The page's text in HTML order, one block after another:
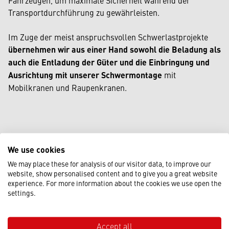
Transportdurchführung zu gewährleisten.
Im Zuge der meist anspruchsvollen Schwerlastprojekte
übernehmen wir aus einer Hand sowohl die Beladung als
auch die Entladung der Güter und die Einbringung und
Ausrichtung mit unserer Schwermontage mit
Mobilkranen und Raupenkranen.
IN WELCHEN BRANCHEN
KOMMT ES ZU TYPISCHEN
SPEZIALTRANSPORTEN?
We use cookies
We may place these for analysis of our visitor data, to improve our
website, show personalised content and to give you a great website
experience. For more information about the cookies we use open the
settings.
Accept all